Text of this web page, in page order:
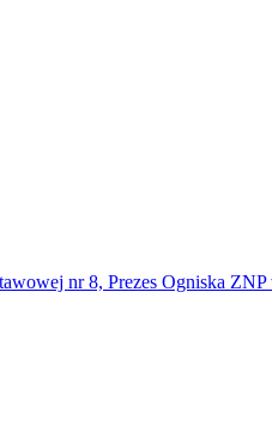
nr 8, Prezes Ogniska